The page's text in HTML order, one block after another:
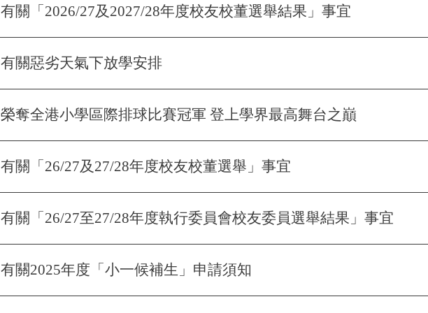
有關「2026/27及2027/28年度校友校董選舉結果」事宜
有關惡劣天氣下放學安排
榮奪全港小學區際排球比賽冠軍 登上學界最高舞台之巔
有關「26/27及27/28年度校友校董選舉」事宜
有關「26/27至27/28年度執行委員會校友委員選舉結果」事宜
有關2025年度「小一候補生」申請須知